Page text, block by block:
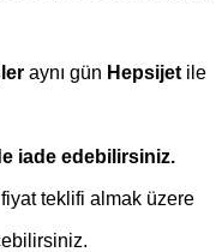
aynı gün Hepsijet ile
iade edebilirsiniz.
teklifi almak üzere